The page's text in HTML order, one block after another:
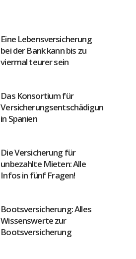
Eine Lebensversicherung
bei der Bank kann bis zu
viermal teurer sein
Das Konsortium für
Versicherungsentschädigung
in Spanien
Die Versicherung für
unbezahlte Mieten: Alle
Infos in fünf Fragen!
Bootsversicherung: Alles
Wissenswerte zur
Bootsversicherung